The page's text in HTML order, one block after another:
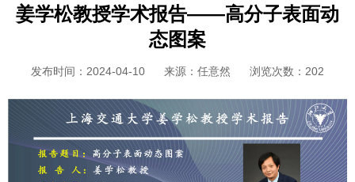
姜学松教授学术报告——高分子表面动
态图案
发布时间：2024-04-10 来源：任意然 浏览次数： 202